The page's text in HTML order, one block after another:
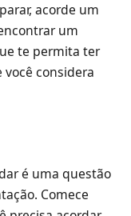
acorde um
um
te permita ter
considera
é uma questão
Comece